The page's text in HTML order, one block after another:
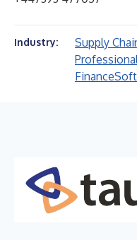
Industry:
Supply
Finance